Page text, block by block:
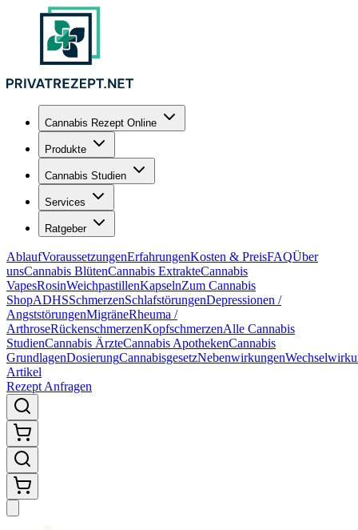
Cannabis Rezept Online
Produkte
Cannabis Studien
Services
Ratgeber
AblaufVoraussetzungenErfahrungenKosten & PreisFAQÜber
unsCannabis BlütenCannabis ExtrakteCannabis
VapesRosinWeichpastillenKapselnZum Cannabis
ShopADHSSchmerzenSchlafstörungenDepressionen /
AngststörungenMigräneRheuma /
ArthroseRückenschmerzenKopfschmerzenAlle Cannabis
StudienCannabis ÄrzteCannabis ApothekenCannabis
GrundlagenDosierungCannabisgesetzNebenwirkungen
Artikel
Rezept Anfragen